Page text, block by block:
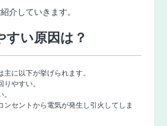
介していきます。
すい原因は？
に以下が挙げられます。
りやすい。
ンセントから電気が発生し引火してしま